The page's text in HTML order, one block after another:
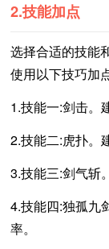
2.技能加点
选择合适的技能
使用以下技巧加
1.技能一:剑击。
2.技能二:虎扑。
3.技能三:剑气斩
4.技能四:独孤九
率。